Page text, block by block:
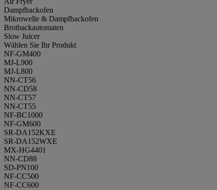
Dampfbackofen
Mikrowelle & Dampfbackofen
Brotbackautomaten
Slow Juicer
Wählen Sie Ihr Produkt
NF-GM400
MJ-L900
MJ-L800
NN-CT56
NN-CD58
NN-CT57
NN-CT55
NF-BC1000
NF-GM600
SR-DA152KXE
SR-DA152WXE
MX-HG4401
NN-CD88
SD-PN100
NF-CC500
NF-CC600